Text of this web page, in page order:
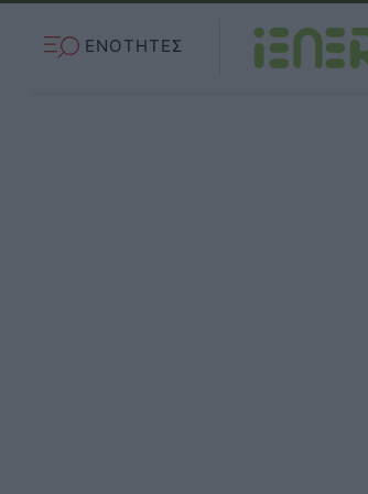
ΕΝΟΤΗΤΕΣ